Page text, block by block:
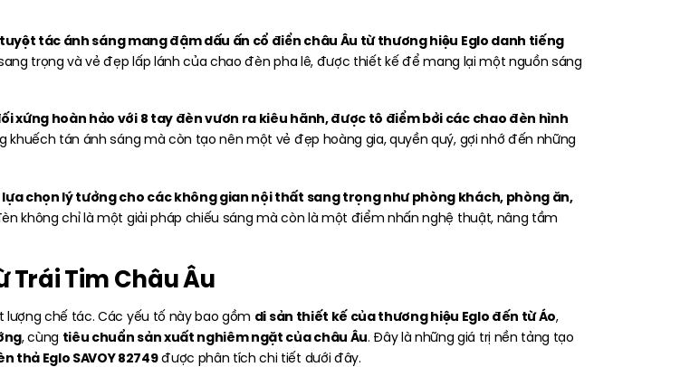
tác ánh sáng mang đậm dấu ấn cổ điển châu Âu từ thương hiệu Eglo danh tiếng
trọng và vẻ đẹp lấp lánh của chao đèn pha lê, được thiết kế để mang lại một nguồn sáng
xứng hoàn hảo với 8 tay đèn vươn ra kiêu hãnh, được tô điểm bởi các chao đèn hình
khuếch tán ánh sáng mà còn tạo nên một vẻ đẹp hoàng gia, quyền quý, gợi nhớ đến những
lựa chọn lý tưởng cho các không gian nội thất sang trọng như phòng khách, phòng ăn,
không chỉ là một giải pháp chiếu sáng mà còn là một điểm nhấn nghệ thuật, nâng tầm
Trái Tim Châu Âu
chế tác. Các yếu tố này bao gồm di sản thiết kế của thương hiệu Eglo đến từ Áo,
, cùng tiêu chuẩn sản xuất nghiêm ngặt của châu Âu. Đây là những giá trị nền tảng tạo
thả Eglo SAVOY 82749được phân tích chi tiết dưới đây.